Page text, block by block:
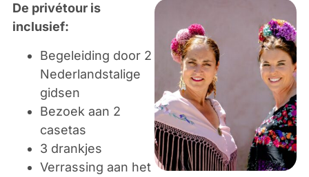
De privétour is
inclusief:
Begeleiding door 2
Nederlandstalige
gidsen
Bezoek aan 2
casetas
3 drankjes
Verrassing aan het